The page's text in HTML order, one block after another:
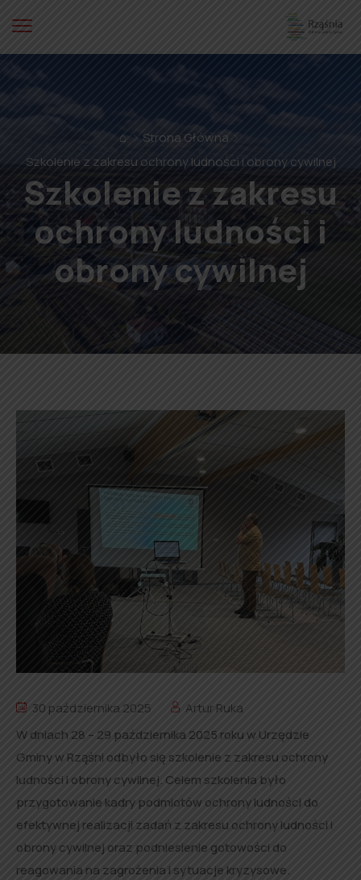
⌂
Strona Główna
Szkolenie z zakresu ochrony ludności i obrony cywilnej
Szkolenie z zakresu
ochrony ludności i
obrony cywilnej
30 października 2025
Artur Ruka
W dniach 28 – 29 października 2025 roku w Urzędzie
Gminy w Rząśni odbyło się szkolenie z zakresu ochrony
ludności i obrony cywilnej. Celem szkolenia było
przygotowanie kadry podmiotów ochrony ludności do
efektywnej realizacji zadań z zakresu ochrony ludności i
obrony cywilnej oraz podniesienie gotowości do
reagowania na zagrożenia i sytuacje kryzysowe.